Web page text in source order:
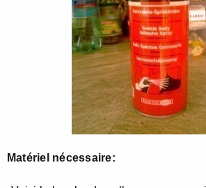
Matériel nécessaire: